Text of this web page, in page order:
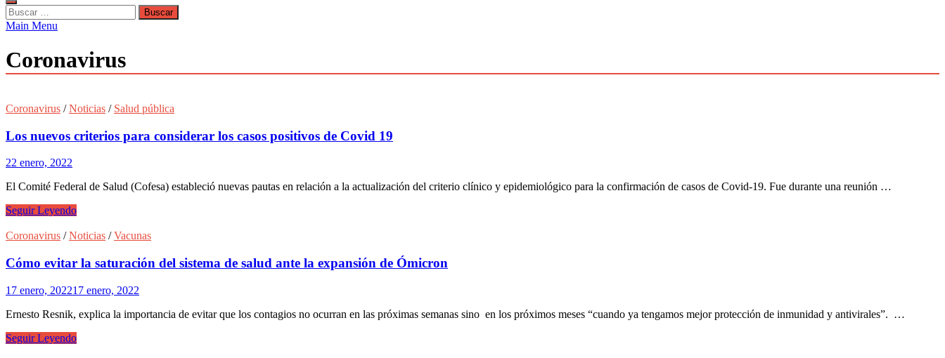
Buscar:
Main Menu
Coronavirus
Coronavirus /Noticias / Salud pública
Los nuevos criterios para considerar los casos positivos de Covid 19
22 enero, 2022
El Comité Federal de Salud (Cofesa) estableció nuevas pautas en relación a la actualización del criterio clínico y epidemiológico para la confirmación de casos de Covid-19. Fue durante una reunión …
Los
criterios
considerar
los
casos
positivos
de
19
Seguir Leyendo
Coronavirus /Noticias /Vacunas
Cómo evitar la saturación del sistema de salud ante la expansión de Ómicron
17 enero, 202217 enero, 2022
Ernesto Resnik, explica la importancia de evitar que los contagios no ocurran en las próximas semanas sino en los próximos meses “cuando ya tengamos mejor protección de inmunidad y antivirales”. …
Cómo
Seguir Leyendo